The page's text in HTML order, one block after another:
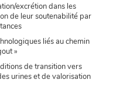
excrétion dans les
de leur soutenabilité par
liés au chemin
»
de transition vers
urines et de valorisation